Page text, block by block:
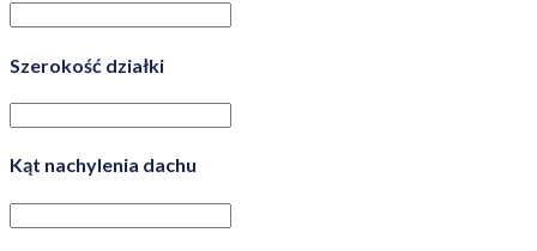
Szerokość działki
Kąt nachylenia dachu